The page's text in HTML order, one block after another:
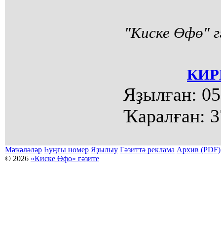
"Киске Өфө"
Яҙылған:
Ҡаралған:
Мәҡәләләр Һуңғы номер Яҙылыу Гәзиттә реклама Архив (PDF)
© 2026 «Киске Өфө» гәзите